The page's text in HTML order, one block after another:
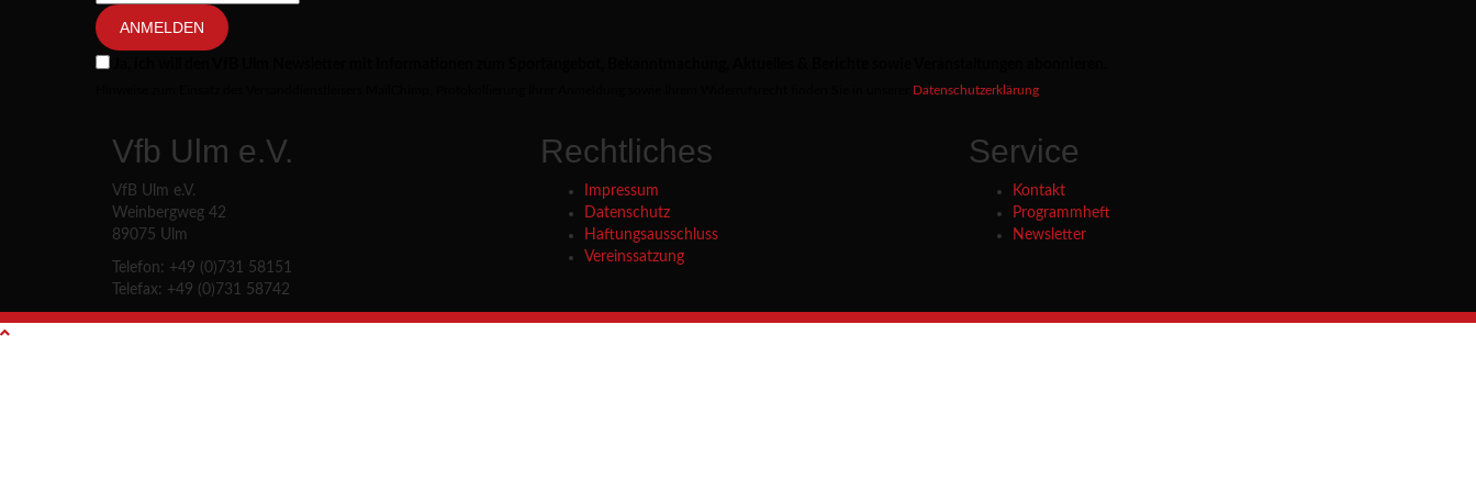
ANMELDEN
Datenschutzerklärung
Vfb Ulm e.V.
VfB Ulm e.V.
Weinbergweg 42
89075 Ulm
Telefon: +49 (0)731 58151
Telefax: +49 (0)731 58742
Rechtliches
Impressum
Datenschutz
Haftungsausschluss
Vereinssatzung
Service
Kontakt
Programmheft
Newsletter